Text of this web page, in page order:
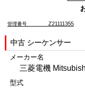
管理番号 Z21111355
中古 シーケンサー
メーカー名
三菱電機
型式